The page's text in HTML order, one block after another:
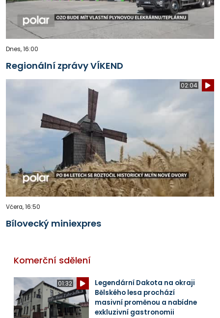
Dnes, 16:00
Regionální zprávy VÍKEND
02:04
Včera, 16:50
Bílovecký miniexpres
Komerční sdělení
01:32
Legendární Dakota na okraji
Bělského lesa prochází
masivní proměnou a nabídne
exkluzivní gastronomii